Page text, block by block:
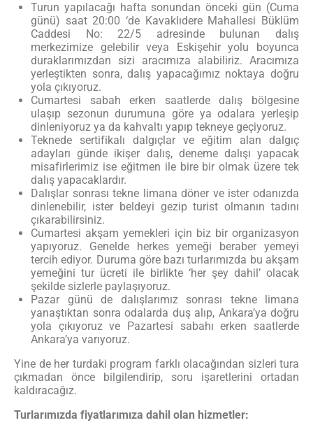
Turun yapılacağı hafta sonundan önceki gün (Cuma
günü) saat 20:00 ‘de Kavaklıdere Mahallesi Büklüm
Caddesi No: 22/5 adresinde bulunan dalış
merkezimize gelebilir veya Eskişehir yolu boyunca
duraklarımızdan sizi aracımıza alabiliriz. Aracımıza
yerleştikten sonra, dalış yapacağımız noktaya doğru
yola çıkıyoruz.
Cumartesi sabah erken saatlerde dalış bölgesine
ulaşıp sezonun durumuna göre ya odalara yerleşip
dinleniyoruz ya da kahvaltı yapıp tekneye geçiyoruz.
Teknede sertifikalı dalgıçlar ve eğitim alan dalgıç
adayları günde ikişer dalış, deneme dalışı yapacak
misafirlerimiz ise eğitmen ile bire bir olmak üzere tek
dalış yapacaklardır.
Dalışlar sonrası tekne limana döner ve ister odanızda
dinlenebilir, ister beldeyi gezip turist olmanın tadını
çıkarabilirsiniz.
Cumartesi akşam yemekleri için biz bir organizasyon
yapıyoruz. Genelde herkes yemeği beraber yemeyi
tercih ediyor. Duruma göre bazı turlarımızda bu akşam
yemeğini tur ücreti ile birlikte ‘her şey dahil’ olacak
şekilde sizlerle paylaşıyoruz.
Pazar günü de dalışlarımız sonrası tekne limana
yanaştıktan sonra odalarda duş alıp, Ankara’ya doğru
yola çıkıyoruz ve Pazartesi sabahı erken saatlerde
Ankara’ya varıyoruz.
Yine de her turdaki program farklı olacağından sizleri tura
çıkmadan önce bilgilendirip, soru işaretlerini ortadan
kaldıracağız.
Turlarımızda fiyatlarımıza dahil olan hizmetler: